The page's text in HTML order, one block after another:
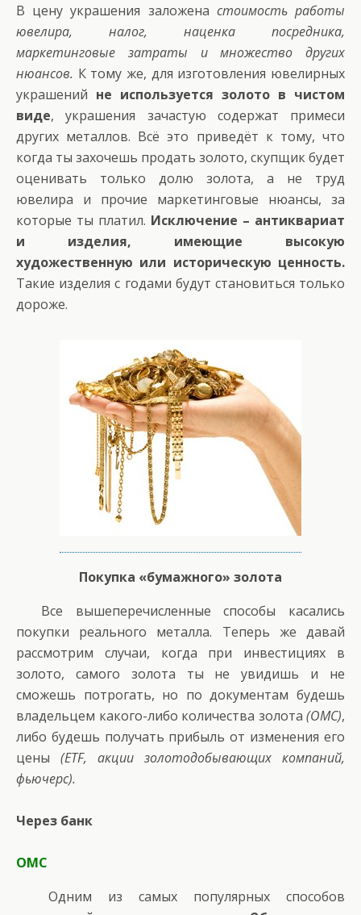
В цену украшения заложена стоимость работы
ювелира, налог, наценка посредника,
маркетинговые затраты и множество других
нюансов. К тому же, для изготовления ювелирных
украшений не используется золото в чистом
виде, украшения зачастую содержат примеси
других металлов. Всё это приведёт к тому, что
когда ты захочешь продать золото, скупщик будет
оценивать только долю золота, а не труд
ювелира и прочие маркетинговые нюансы, за
которые ты платил. Исключение – антиквариат
и изделия, имеющие высокую
художественную или историческую ценность.
Такие изделия с годами будут становиться только
дороже.
Покупка «бумажного» золота
Все вышеперечисленные способы касались
покупки реального металла. Теперь же давай
рассмотрим случаи, когда при инвестициях в
золото, самого золота ты не увидишь и не
сможешь потрогать, но по документам будешь
владельцем какого-либо количества золота (ОМС),
либо будешь получать прибыль от изменения его
цены (ETF, акции золотодобывающих компаний,
фьючерс).
Через банк
ОМС
Одним из самых популярных способов